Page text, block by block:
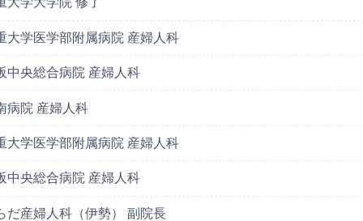
大学医学部附属病院 産婦人科
中央総合病院 産婦人科
病院 産婦人科
大学医学部附属病院 産婦人科
中央総合病院 産婦人科
だ産婦人科（伊勢） 副院長